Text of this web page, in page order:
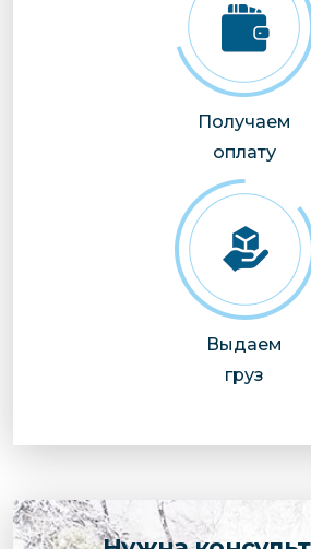
Получаем
оплату
Выдаем
груз